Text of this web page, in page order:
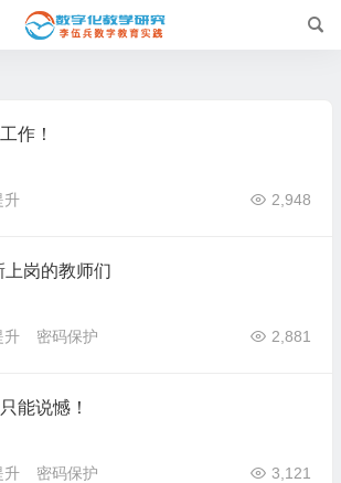
作！
升 2,948
岗的教师们
升 2,881
密码保护
能说憾！
升 3,121
密码保护